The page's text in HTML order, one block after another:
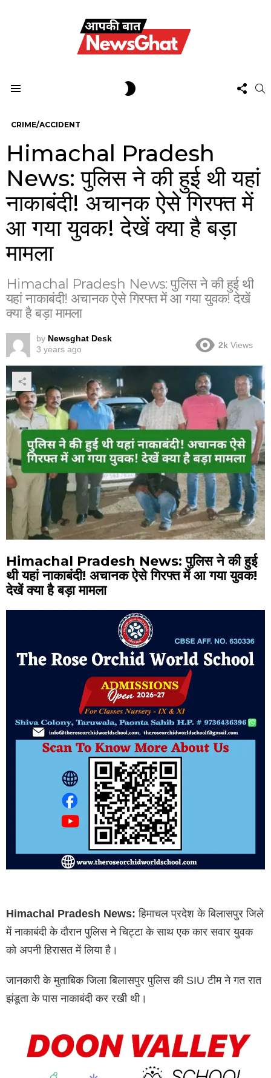
US
CRIME/ACCIDENT
Himachal Pradesh
News: पुलिस ने की हुई थी यहां
नाकाबंदी! अचानक ऐसे गिरफ्त में
आ गया युवक! देखें क्या है बड़ा
मामला
Himachal Pradesh News: पुलिस ने की हुई थी
यहां नाकाबंदी! अचानक ऐसे गिरफ्त में आ गया युवक! देखें
क्या है बड़ा मामला
by Newsghat Desk
3 years ago
2k Views
Himachal Pradesh News: पुलिस ने की हुई
थी यहां नाकाबंदी! अचानक ऐसे गिरफ्त में आ गया युवक!
देखें क्या है बड़ा मामला
Himachal Pradesh News: हिमाचल प्रदेश के बिलासपुर जिले
में नाकाबंदी के दौरान पुलिस ने चिट्टा के साथ एक कार सवार युवक
को अपनी हिरासत में लिया है।
जानकारी के मुताबिक जिला बिलासपुर पुलिस की SIU टीम ने गत रात
झंडूता के पास नाकाबंदी कर रखी थी।